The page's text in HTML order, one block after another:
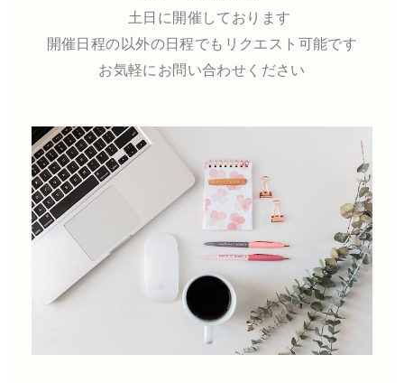
土日に開催しております
開催日程の以外の日程でもリクエスト可能です
お気軽にお問い合わせください